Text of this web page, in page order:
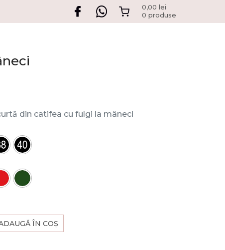
0,00 lei
0 produse
din catifea cu fulgi la mâneci
ÎN COȘ